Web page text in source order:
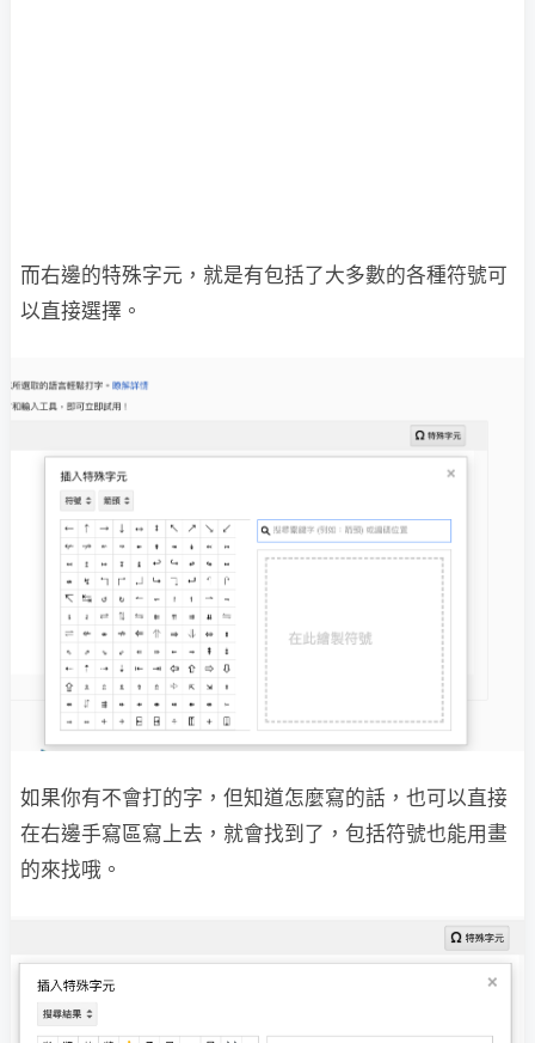
而右邊的特殊字元，就是有包括了大多數的各種符號可
以直接選擇。
如果你有不會打的字，但知道怎麼寫的話，也可以直接
在右邊手寫區寫上去，就會找到了，包括符號也能用畫
的來找哦。